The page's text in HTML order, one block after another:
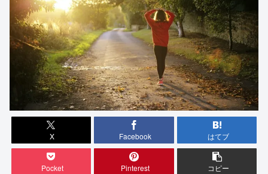
X Facebook はてブ
Pocket Pinterest コピー